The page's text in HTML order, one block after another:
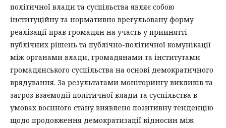
політичної влади та суспільства являє собою
інституційну та нормативно врегульовану форму
реалізації прав громадян на участь у прийнятті
публічних рішень та публічно-політичної комунікації
між органами влади, громадянами та інститутами
громадянського суспільства на основі демократичного
врядування. За результатами моніторингу викликів та
загроз взаємодії політичної влади та суспільства в
умовах воєнного стану виявлено позитивну тенденцію
щодо продовження демократизації відносин між